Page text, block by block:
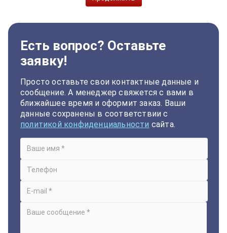
Есть вопрос? Оставьте
заявку!
Просто оставьте свои контактные данные и
сообщение. А менеджер свяжется с вами в
ближайшее время и оформит заказ. Ваши
данные сохранены в соответствии с
политикой конфиденциальности сайта.